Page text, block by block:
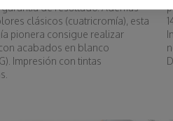
de resultado. Además
clásicos (cuatricromía), esta
pionera consigue realizar
acabados en blanco
Impresión con tintas